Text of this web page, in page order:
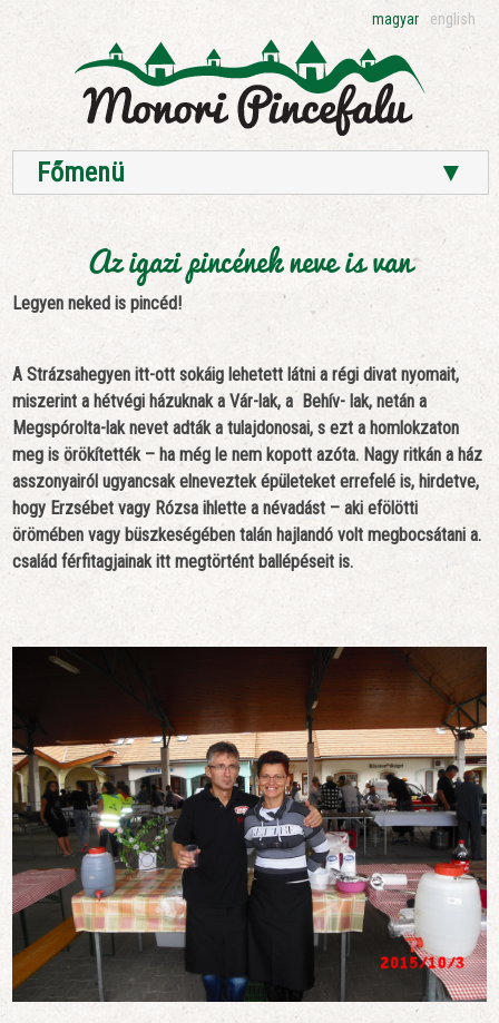
magyar english
Főmenü ▼
Az igazi pincének neve is van
Legyen neked is pincéd!
A Strázsahegyen itt-ott sokáig lehetett látni a régi divat nyomait,
miszerint a hétvégi házuknak a Vár-lak, a Behív- lak, netán a
Megspórolta-lak nevet adták a tulajdonosai, s ezt a homlokzaton
meg is örökítették – ha még le nem kopott azóta. Nagy ritkán a ház
asszonyairól ugyancsak elneveztek épületeket errefelé is, hirdetve,
hogy Erzsébet vagy Rózsa ihlette a névadást – aki efölötti
örömében vagy büszkeségében talán hajlandó volt megbocsátani a.
család férfitagjainak itt megtörtént ballépéseit is.